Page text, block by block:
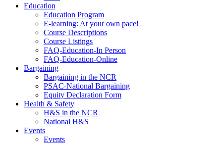
Education
Education Program
E-learning: At your own pace!
Course Descriptions
Course Listings
FAQ-Education-In Person
FAQ-Education-Online
Bargaining
Bargaining in the NCR
PSAC-National Bargaining
Equity Declaration Form
Health & Safety
H&S in the NCR
National H&S
Events
Events